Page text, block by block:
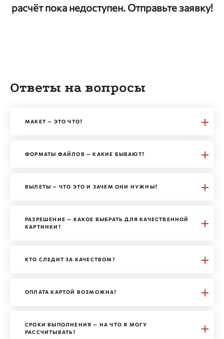
расчёт пока недоступен. Отправьте заявку!
Ответы на вопросы
МАКЕТ — ЭТО ЧТО?
ФОРМАТЫ ФАЙЛОВ — КАКИЕ БЫВАЮТ?
ВЫЛЕТЫ — ЧТО ЭТО И ЗАЧЕМ ОНИ НУЖНЫ?
РАЗРЕШЕНИЕ — КАКОЕ ВЫБРАТЬ ДЛЯ КАЧЕСТВЕННОЙ
КАРТИНКИ?
КТО СЛЕДИТ ЗА КАЧЕСТВОМ?
ОПЛАТА КАРТОЙ ВОЗМОЖНА?
СРОКИ ВЫПОЛНЕНИЯ — НА ЧТО Я МОГУ
РАССЧИТЫВАТЬ?